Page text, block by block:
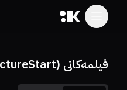
فیلمەکانی (PictureStart)